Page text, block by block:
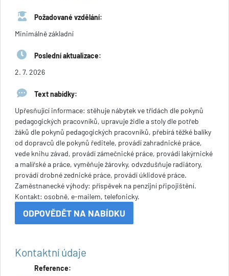
Požadované vzdělání:
Minimálně základní
Poslední aktualizace:
2. 7. 2026
Text nabídky:
Upřesňující informace: stěhuje nábytek ve třídách dle pokynů
pedagogických pracovníků, upravuje židle a stoly dle potřeb
žáků dle pokynů pedagogických pracovníků, přebírá těžké balíky
od dopravců dle pokynů ředitele, provádí zahradnické práce,
vede knihu závad, provádí zámečnické práce, provádí lakýrnické
a malířské a práce, vyměňuje žárovky, odvzdušňuje radiátory,
provádí drobné zednické práce, provádí úklidové práce.
Zaměstnanecké výhody: příspěvek na penzijní připojištění.
Kontakt: osobně, e-mailem, telefonicky.
ODPOVĚDĚT NA NABÍDKU
Kontaktní údaje
Reference: